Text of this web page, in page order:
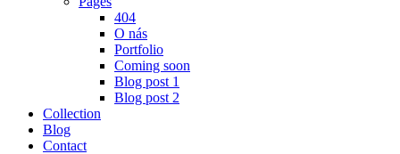
404
O nás
Portfolio
Coming soon
Blog post 1
Blog post 2
Collection
Blog
Contact